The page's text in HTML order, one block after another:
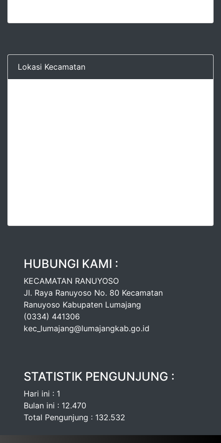
Lokasi Kecamatan
HUBUNGI KAMI :
KECAMATAN RANUYOSO
Jl. Raya Ranuyoso No. 80 Kecamatan
Ranuyoso Kabupaten Lumajang
(0334) 441306
kec_lumajang@lumajangkab.go.id
STATISTIK PENGUNJUNG :
Hari ini : 1
Bulan ini : 12.470
Total Pengunjung : 132.532